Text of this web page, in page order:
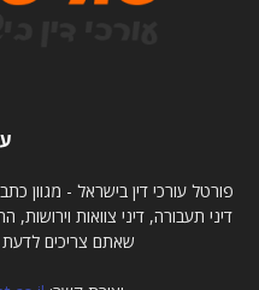
פורטל עורכי דין בישראל - מגוון
דיני תעבורה, דיני צוואות וירושות,
שאתם צריכים לדעת